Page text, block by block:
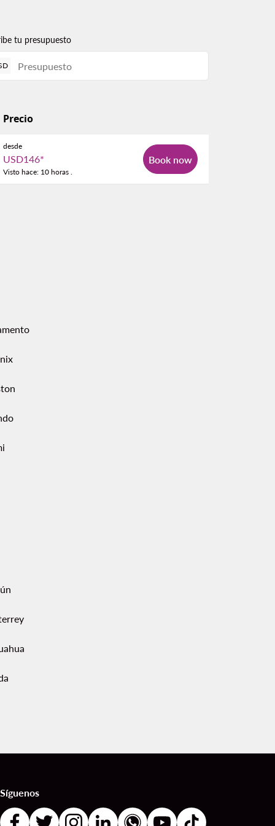
tu presupuesto
Precio
desde
USD146*
Visto hace: 10 horas .
Book now
Síguenos